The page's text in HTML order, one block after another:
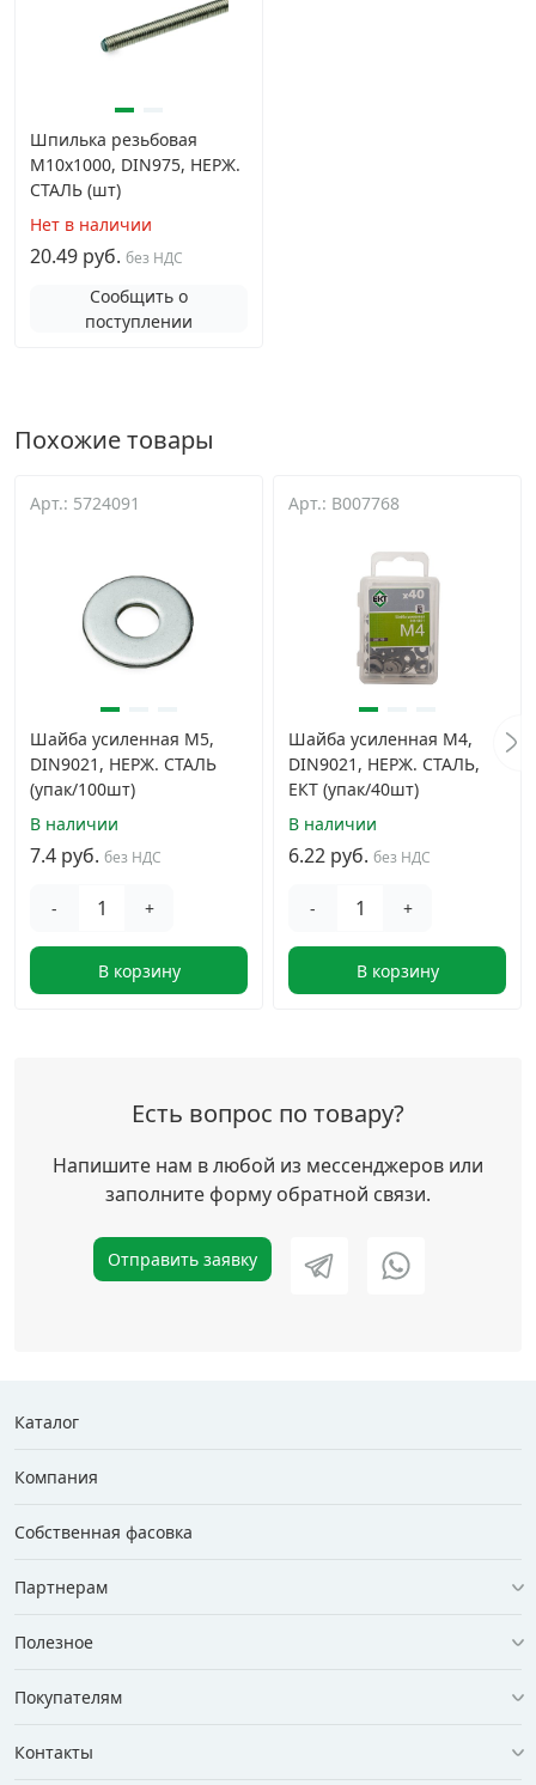
Шпилька резьбовая
М10х1000, DIN975, НЕРЖ.
СТАЛЬ (шт)
Нет в наличии
20.49 руб. без НДС
Сообщить о
поступлении
Похожие товары
Арт.: 5724091
Шайба усиленная М5,
DIN9021, НЕРЖ. СТАЛЬ
(упак/100шт)
В наличии
7.4 руб. без НДС
- +
В корзину
Арт.: B007768
Шайба усиленная М4,
DIN9021, НЕРЖ. СТАЛЬ,
ЕКТ (упак/40шт)
В наличии
6.22 руб. без НДС
- +
В корзину
Есть вопрос по товару?
Напишите нам в любой из мессенджеров или
заполните форму обратной связи.
Отправить заявку
Каталог
Компания
Собственная фасовка
Партнерам
Полезное
Покупателям
Контакты